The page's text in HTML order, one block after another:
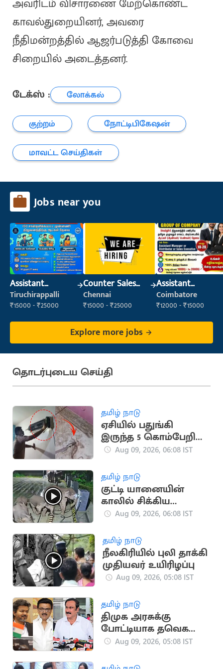
அவரிடம் விசாரணை மேற்கொண்ட
காவல்துறையினர், அவரை
நீதிமன்றத்தில் ஆஜர்படுத்தி கோவை
சிறையில் அடைத்தனர்.
டேக்ஸ் :
லோக்கல்
குற்றம்
நோட்டிபிகேஷன்
மாவட்ட செய்திகள்
Jobs near you
Assistant
Manager
Tiruchirappalli
₹15000 - ₹25000
Counter Sales
Executive (Retail
Sales)
Chennai
₹15000 - ₹25000
Assistant
Manager
Coimbatore
₹12000 - ₹15000
Explore more jobs
தொடர்புடைய செய்தி
தமிழ் நாடு
ஏசியில் பதுங்கி
இருந்த 5 கொம்பேறி
மூக்கன் பாம்புகள்
Aug 09, 2026, 06:08 IST
தமிழ் நாடு
குட்டி யானையின்
காலில் சிக்கிய
கேபிள்.. தாய்
வீடியோ
Aug 09, 2026, 06:08 IST
தமிழ் நாடு
நீலகிரியில் புலி தாக்கி
முதியவர் உயிரிழப்பு
Aug 09, 2026, 05:08 IST
தமிழ் நாடு
திமுக அரசுக்கு
போட்டியாக தவெக
அரசும்.. - அன்புமணி
Aug 09, 2026, 05:08 IST